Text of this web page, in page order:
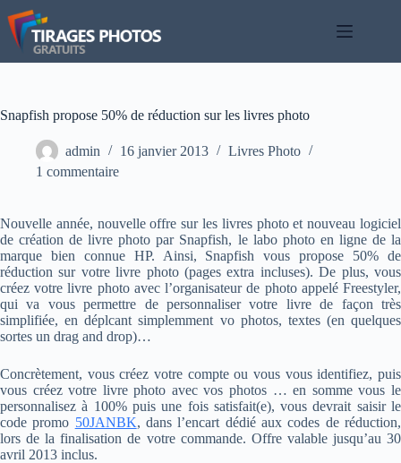
Passer
au
contenu
Snapfish propose 50% de réduction sur les livres photo
admin 16 janvier 2013
Livres Photo
1 commentaire
Nouvelle année, nouvelle offre sur les livres photo et nouveau logiciel
de création de livre photo par Snapfish, le labo photo en ligne de la
marque bien connue HP. Ainsi, Snapfish vous propose 50% de
réduction sur votre livre photo (pages extra incluses). De plus, vous
créez votre livre photo avec l’organisateur de photo appelé Freestyler,
qui va vous permettre de personnaliser votre livre de façon très
simplifiée, en déplcant simplemment vo photos, textes (en quelques
sortes un drag and drop)…
Concrètement, vous créez votre compte ou vous vous identifiez, puis
vous créez votre livre photo avec vos photos … en somme vous le
personnalisez à 100% puis une fois satisfait(e), vous devrait saisir le
code promo 50JANBK, dans l’encart dédié aux codes de réduction,
lors de la finalisation de votre commande. Offre valable jusqu’au 30
avril 2013 inclus.